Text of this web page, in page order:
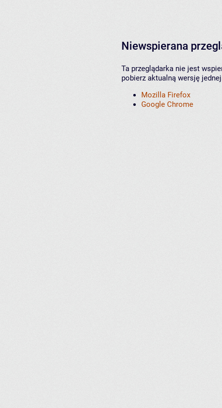
Niewspierana
Ta przeglądarka nie jest
pobierz aktualną wersję
Mozilla Firefox
Google Chrome